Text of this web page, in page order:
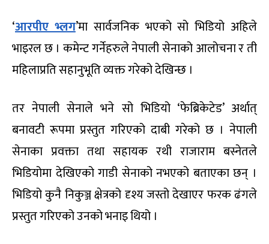
‘आरपीए भ्लग’मा सार्वजनिक भएको सो भिडियो अहिले
भाइरल छ । कमेन्ट गर्नेहरुले नेपाली सेनाको आलोचना र ती
महिलाप्रति सहानुभूति व्यक्त गरेको देखिन्छ ।
तर नेपाली सेनाले भने सो भिडियो ‘फेब्रिकेटेड’ अर्थात्
बनावटी रूपमा प्रस्तुत गरिएको दाबी गरेको छ । नेपाली
सेनाका प्रवक्ता तथा सहायक रथी राजाराम बस्नेतले
भिडियोमा देखिएको गाडी सेनाको नभएको बताएका छन् ।
भिडियो कुनै निकुञ्ज क्षेत्रको दृश्य जस्तो देखाएर फरक ढंगले
प्रस्तुत गरिएको उनको भनाइ थियो ।